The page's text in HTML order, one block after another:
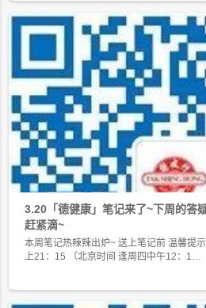
3.20「德健康」笔记来了~下周的答
赶紧滴~
本周笔记热辣辣出炉~ 送上笔记前 温馨提
上21：15 （北京时间 逢周四中午12：1…